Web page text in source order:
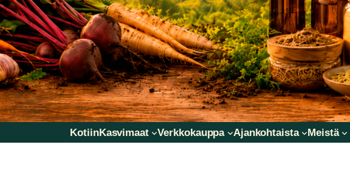
KotiinKasvimaat Verkkokauppa Ajankohtaista Meistä